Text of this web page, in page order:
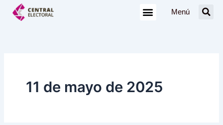
Menú
11 de mayo de 2025